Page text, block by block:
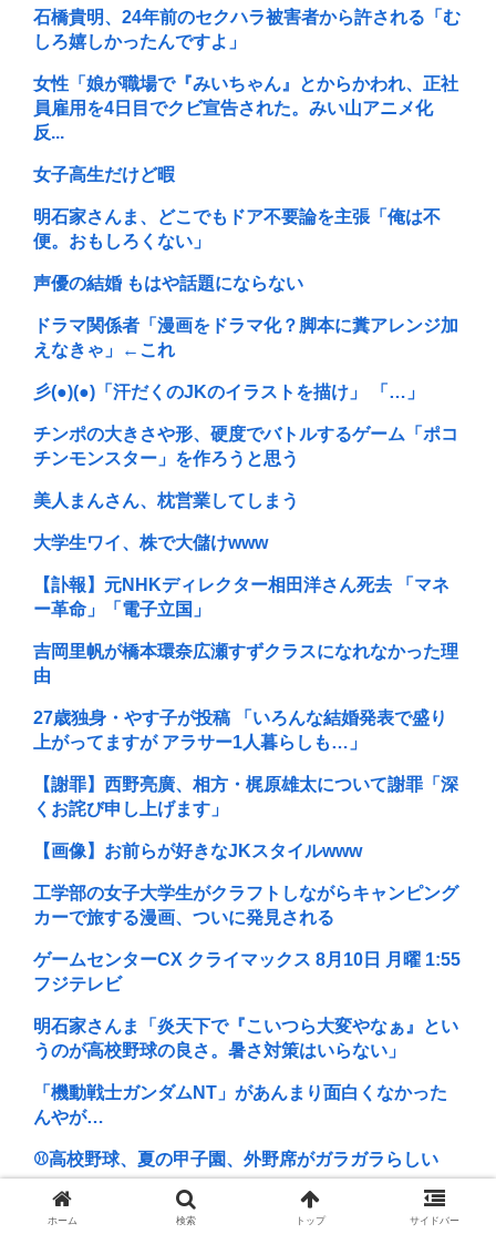
石橋貴明、24年前のセクハラ被害者から許される「む
しろ嬉しかったんですよ」
女性「娘が職場で『みいちゃん』とからかわれ、正社
員雇用を4日目でクビ宣告された。みい山アニメ化
反...
女子高生だけど暇
明石家さんま、どこでもドア不要論を主張「俺は不
便。おもしろくない」
声優の結婚 もはや話題にならない
ドラマ関係者「漫画をドラマ化？脚本に糞アレンジ加
えなきゃ」←これ
彡(●)(●)「汗だくのJKのイラストを描け」 「…」
チンポの大きさや形、硬度でバトルするゲーム「ポコ
チンモンスター」を作ろうと思う
美人まんさん、枕営業してしまう
大学生ワイ、株で大儲けwww
【訃報】元NHKディレクター相田洋さん死去 「マネ
ー革命」「電子立国」
吉岡里帆が橋本環奈広瀬すずクラスになれなかった理
由
27歳独身・やす子が投稿 「いろんな結婚発表で盛り
上がってますが アラサー1人暮らしも…」
【謝罪】西野亮廣、相方・梶原雄太について謝罪「深
くお詫び申し上げます」
【画像】お前らが好きなJKスタイルwww
工学部の女子大学生がクラフトしながらキャンピング
カーで旅する漫画、ついに発見される
ゲームセンターCX クライマックス 8月10日 月曜 1:55
フジテレビ
明石家さんま「炎天下で『こいつら大変やなぁ』とい
うのが高校野球の良さ。暑さ対策はいらない」
「機動戦士ガンダムNT」があんまり面白くなかった
んやが…
⚾高校野球、夏の甲子園、外野席がガラガラらしい
彼氏がいないと謳いケツのデカさで売れてタワマンを
購入しプロゲーマーと結婚したグラドル、息子が
ホーム 検索 トップ サイドバー